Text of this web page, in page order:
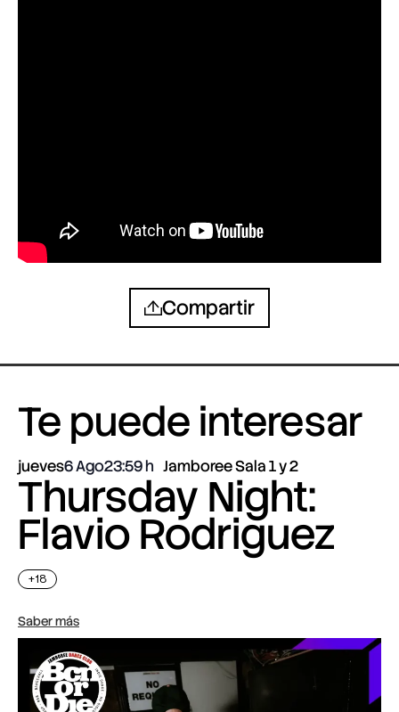
Compartir
Te puede interesar
jueves6 Ago23:59 Jamboree Sala 1 y 2
Thursday Night:
Flavio Rodriguez
+18
Saber más